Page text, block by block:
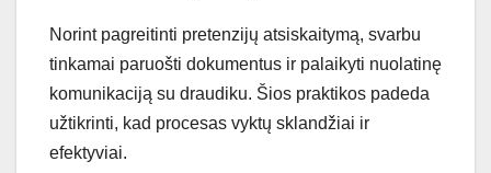
Norint pagreitinti pretenzijų atsiskaitymą, svarbu
tinkamai paruošti dokumentus ir palaikyti nuolatinę
komunikaciją su draudiku. Šios praktikos padeda
užtikrinti, kad procesas vyktų sklandžiai ir
efektyviai.